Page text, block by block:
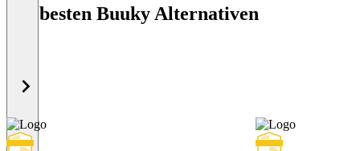
Die besten Buuky Alternativen